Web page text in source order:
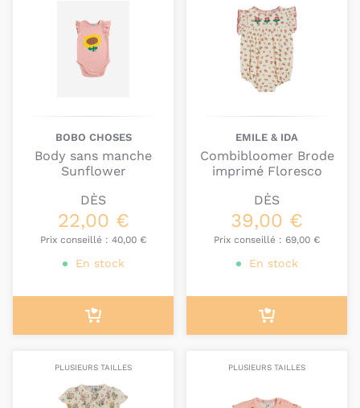
BOBO CHOSES
Body sans manche
Sunflower
DÈS
22,00 €
Prix conseillé : 40,00 €
En stock
EMILE & IDA
Combibloomer Brode
imprimé Floresco
DÈS
39,00 €
Prix conseillé : 69,00 €
En stock
PLUSIEURS TAILLES PLUSIEURS TAILLES